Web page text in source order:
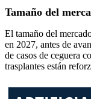
Tamaño del
El tamaño del
en 2027, antes de
de casos de ceguera
trasplantes están